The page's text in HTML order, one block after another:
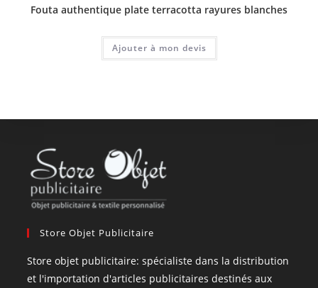
Fouta authentique plate terracotta rayures blanches
Ajouter à mon devis
Store Objet Publicitaire
Store objet publicitaire: spécialiste dans la distribution
et l'importation d'articles publicitaires destinés aux